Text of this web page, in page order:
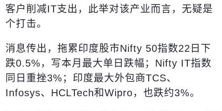
客户削减IT支出，此举对该产业而言，无疑是
个打击。
消息传出，拖累印度股市Nifty 50指数22 日下
跌0.5% ，写本月最大单日跌幅； Nifty IT指数
同日重挫3% ；印度最大外包商TCS、
Infosys、 HCLTech和Wipro，也跌约3%。